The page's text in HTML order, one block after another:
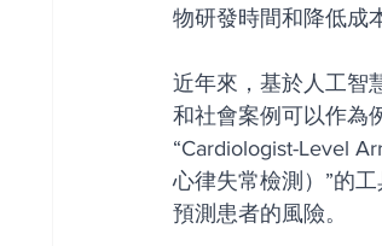
物研發時間和降低成
近年來，基於人工智
和社會案例可以作為
“Cardiologist-Level
心律失常檢測）”的
預測患者的風險。